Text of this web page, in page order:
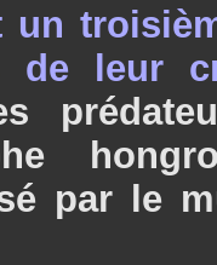
un
de leur
par le